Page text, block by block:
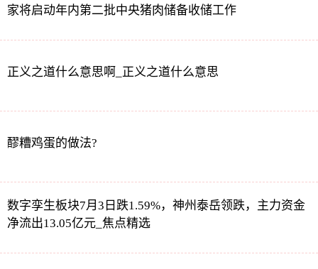
家将启动年内第二批中央猪肉储备收储工作
正义之道什么意思啊_正义之道什么意思
醪糟鸡蛋的做法?
数字孪生板块7月3日跌1.59%，神州泰岳领跌，主力资金
净流出13.05亿元_焦点精选